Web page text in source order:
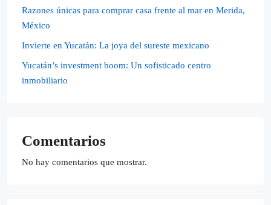
Razones únicas para comprar casa frente al mar en Merida,
México
Invierte en Yucatán: La joya del sureste mexicano
Yucatán’s investment boom: Un sofisticado centro
inmobiliario
Comentarios
No hay comentarios que mostrar.